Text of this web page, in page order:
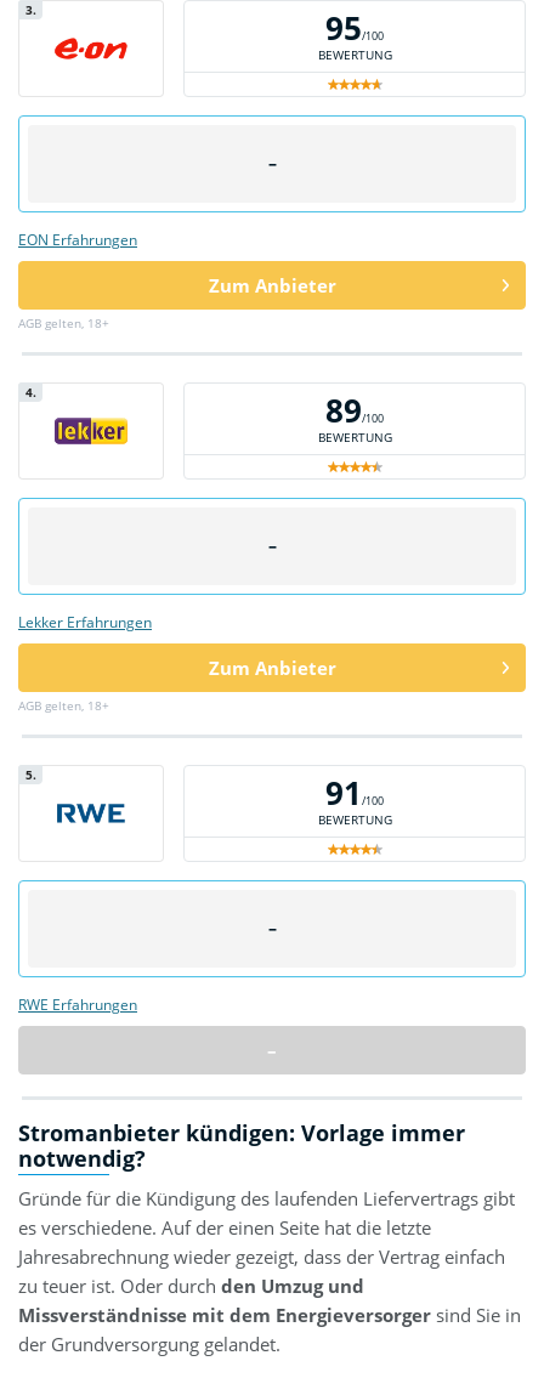
3. 95/100
BEWERTUNG
–
EON Erfahrungen
Zum Anbieter
AGB gelten, 18+
4. 89/100
BEWERTUNG
–
Lekker Erfahrungen
Zum Anbieter
AGB gelten, 18+
5. 91 /100
BEWERTUNG
–
RWE Erfahrungen
–
Stromanbieter kündigen: Vorlage immer
notwendig?
Gründe für die Kündigung des laufenden Liefervertrags gibt
es verschiedene. Auf der einen Seite hat die letzte
Jahresabrechnung wieder gezeigt, dass der Vertrag einfach
zu teuer ist. Oder durch den Umzug und
Missverständnisse mit dem Energieversorger sind Sie in
der Grundversorgung gelandet.